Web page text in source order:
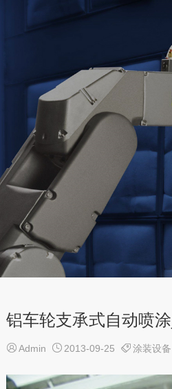
铝车轮支承式自动喷涂_
Admin  2013-09-25 涂装设备